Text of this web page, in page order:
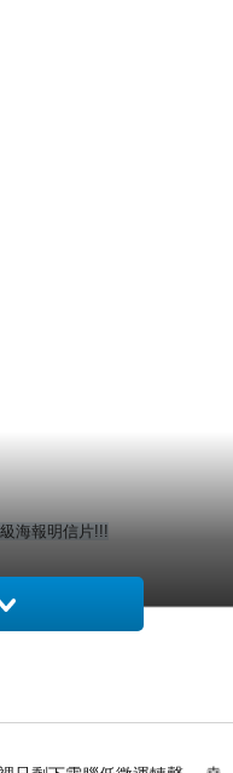
海報明信片!!!
的FU畫面?